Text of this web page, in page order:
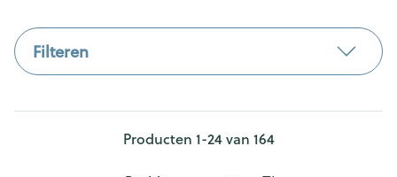
Filteren
Producten 1-24van 164